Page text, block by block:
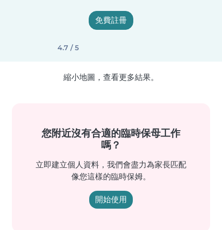
免費註冊
4.7 / 5
縮小地圖，查看更多結果。
您附近沒有合適的臨時保母工作
嗎？
立即建立個人資料，我們會盡力為家長匹配
像您這樣的臨時保姆。
開始使用